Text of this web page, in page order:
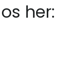
her: